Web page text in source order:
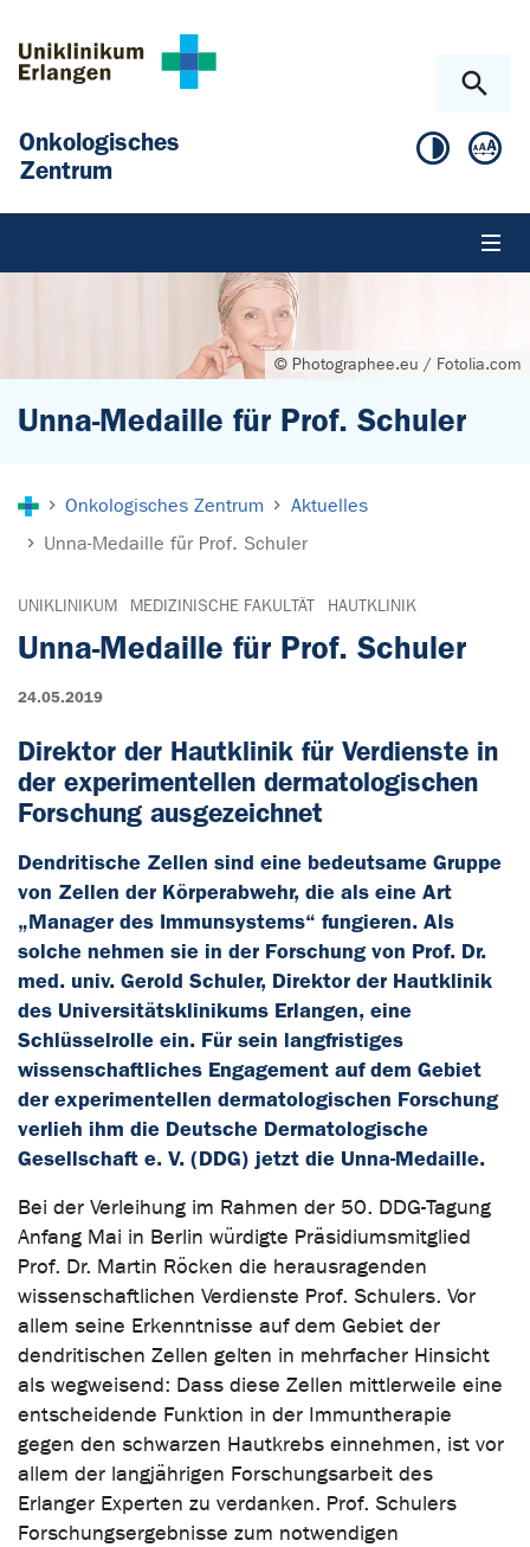
Onkologisches
Zentrum
© Photographee.eu / Fotolia.com
Unna-Medaille für Prof. Schuler
Onkologisches Zentrum
Aktuelles
Unna-Medaille für Prof. Schuler
UNIKLINIKUM MEDIZINISCHE FAKULTÄT HAUTKLINIK
Unna-Medaille für Prof. Schuler
24.05.2019
Direktor der Hautklinik für Verdienste in
der experimentellen dermatologischen
Forschung ausgezeichnet
Dendritische Zellen sind eine bedeutsame Gruppe
von Zellen der Körperabwehr, die als eine Art
„Manager des Immunsystems“ fungieren. Als
solche nehmen sie in der Forschung von Prof. Dr.
med. univ. Gerold Schuler, Direktor der Hautklinik
des Universitätsklinikums Erlangen, eine
Schlüsselrolle ein. Für sein langfristiges
wissenschaftliches Engagement auf dem Gebiet
der experimentellen dermatologischen Forschung
verlieh ihm die Deutsche Dermatologische
Gesellschaft e. V. (DDG) jetzt die Unna-Medaille.
Bei der Verleihung im Rahmen der 50. DDG-Tagung
Anfang Mai in Berlin würdigte Präsidiumsmitglied
Prof. Dr. Martin Röcken die herausragenden
wissenschaftlichen Verdienste Prof. Schulers. Vor
allem seine Erkenntnisse auf dem Gebiet der
dendritischen Zellen gelten in mehrfacher Hinsicht
als wegweisend: Dass diese Zellen mittlerweile eine
entscheidende Funktion in der Immuntherapie
gegen den schwarzen Hautkrebs einnehmen, ist vor
allem der langjährigen Forschungsarbeit des
Erlanger Experten zu verdanken. Prof. Schulers
Forschungsergebnisse zum notwendigen